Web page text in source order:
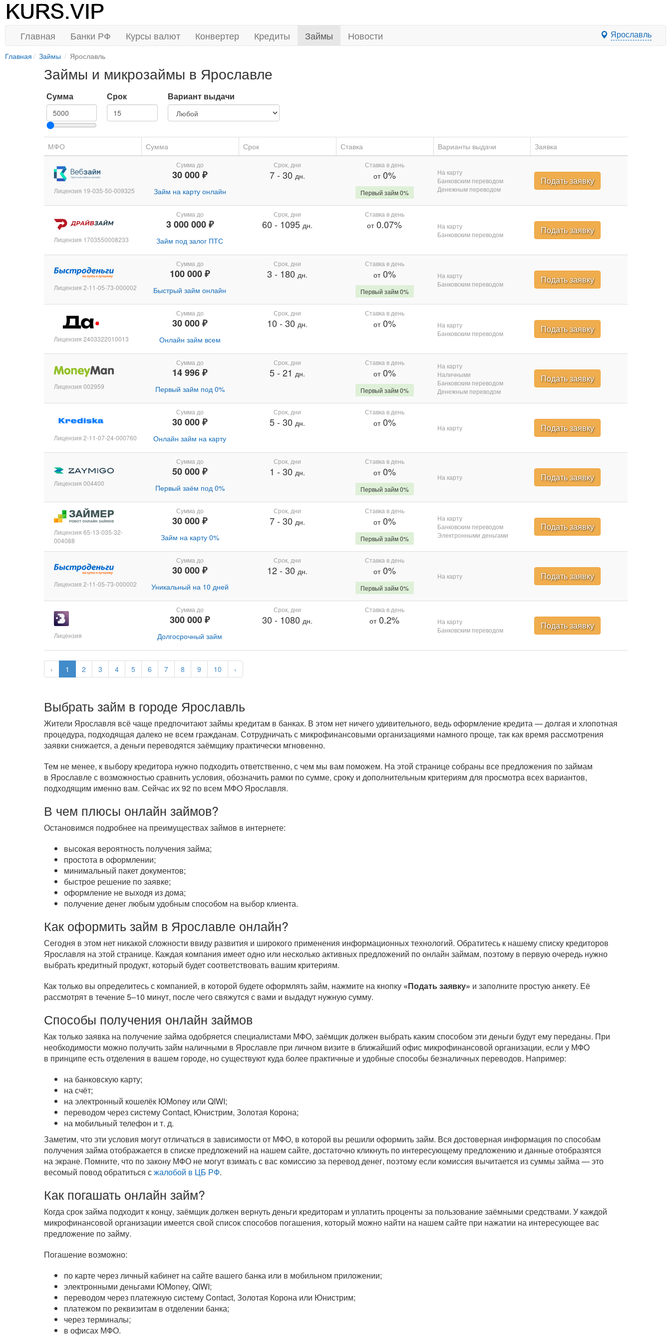
Главная Банки РФ Курсы валют Конвертер Кредиты Займы Новости Ярославль
Главная Займы Ярославль
Займы и микрозаймы в Ярославле
Сумма Срок Вариант выдачи
МФО Сумма Срок Ставка Варианты выдачи Заявка
‹ 1 2 3 4 5 6 7 8 9 10 ›
Лицензия 19-035-50-009325
Сумма до
30 000 ₽
Займ на карту онлайн
Срок, дни
7- 30 дн.
Ставка в день
от0%
Первый займ 0%
На карту
Банковским переводом
Денежным переводом
Подать заявку
Лицензия 1703550008233
Сумма до
3 000 000 ₽
Займ под залог ПТС
Срок, дни
60 - 1095 дн.
Ставка в день
от0.07%
На карту
Банковским переводом
Подать заявку
Лицензия 2-11-05-73-000002
Сумма до
100 000 ₽
Быстрый займ онлайн
Срок, дни
3 - 180 дн.
Ставка в день
от0%
Первый займ 0%
На карту
Банковским переводом
Подать заявку
Лицензия 2403322010013
Сумма до
30 000 ₽
Онлайн займ всем
Срок, дни
10 - 30 дн.
Ставка в день
от0%
На карту
Банковским переводом
Подать заявку
Лицензия 002959
Сумма до
14 996 ₽
Первый займ под 0%
Срок, дни
5- 21 дн.
Ставка в день
от0%
Первый займ 0%
На карту
Наличными
Банковским переводом
Денежным переводом
Подать заявку
Лицензия 2-11-07-24-000760
Сумма до
30 000 ₽
Онлайн займ на карту
Срок, дни
5- 30 дн.
Ставка в день
от0% На карту Подать заявку
Лицензия 004400
Сумма до
50 000 ₽
Первый заём под 0%
Срок, дни
1 - 30 дн.
Ставка в день
от0%
Первый займ 0%
На карту Подать заявку
Лицензия 65-13-035-32-
004088
Сумма до
30 000 ₽
Займ на карту 0%
Срок, дни
7- 30 дн.
Ставка в день
от0%
Первый займ 0%
На карту
Банковским переводом
Электронными деньгами
Подать заявку
Лицензия 2-11-05-73-000002
Сумма до
30 000 ₽
Уникальный на 10 дней
Срок, дни
12- 30 дн.
Ставка в день
от0%
Первый займ 0%
На карту Подать заявку
Лицензия
Сумма до
300 000 ₽
Долгосрочный займ
Срок, дни
30 - 1080 дн.
Ставка в день
от0.2%
На карту
Банковским переводом
Подать заявку
Выбрать займ в городе Ярославль
Жители Ярославля всё чаще предпочитают займы кредитам в банках. В этом нет ничего удивительного, ведь оформление кредита — долгая и хлопотная
процедура, подходящая далеко не всем гражданам. Сотрудничать с микрофинансовыми организациями намного проще, так как время рассмотрения
заявки снижается, а деньги переводятся заёмщику практически мгновенно.
Тем не менее, к выбору кредитора нужно подходить ответственно, с чем мы вам поможем. На этой странице собраны все предложения по займам
в Ярославле с возможностью сравнить условия, обозначить рамки по сумме, сроку и дополнительным критериям для просмотра всех вариантов,
подходящим именно вам. Сейчас их 92 по всем МФО Ярославля.
В чем плюсы онлайн займов?
Остановимся подробнее на преимуществах займов в интернете:
высокая вероятность получения займа;
простота в оформлении;
минимальный пакет документов;
быстрое решение по заявке;
оформление не выходя из дома;
получение денег любым удобным способом на выбор клиента.
Как оформить займ в Ярославле онлайн?
Сегодня в этом нет никакой сложности ввиду развития и широкого применения информационных технологий. Обратитесь к нашему списку кредиторов
Ярославля на этой странице. Каждая компания имеет одно или несколько активных предложений по онлайн займам, поэтому в первую очередь нужно
выбрать кредитный продукт, который будет соответствовать вашим критериям.
Как только вы определитесь с компанией, в которой будете оформлять займ, нажмите на кнопку «Подать заявку» и заполните простую анкету. Её
рассмотрят в течение 5–10 минут, после чего свяжутся с вами и выдадут нужную сумму.
Способы получения онлайн займов
Как только заявка на получение займа одобряется специалистами МФО, заёмщик должен выбрать каким способом эти деньги будут ему переданы. При
необходимости можно получить займ наличными в Ярославле при личном визите в ближайший офис микрофинансовой организации, если у МФО
в принципе есть отделения в вашем городе, но существуют куда более практичные и удобные способы безналичных переводов. Например:
на банковскую карту;
на счёт;
на электронный кошелёк ЮMoney или QIWI;
переводом через систему Contact, Юнистрим, Золотая Корона;
на мобильный телефон и т. д.
Заметим, что эти условия могут отличаться в зависимости от МФО, в которой вы решили оформить займ. Вся достоверная информация по способам
получения займа отображается в списке предложений на нашем сайте, достаточно кликнуть по интересующему предложению и данные отобразятся
на экране. Помните, что по закону МФО не могут взимать с вас комиссию за перевод денег, поэтому если комиссия вычитается из суммы займа — это
весомый повод обратиться сжалобой в ЦБ РФ.
Как погашать онлайн займ?
Когда срок займа подходит к концу, заёмщик должен вернуть деньги кредиторам и уплатить проценты за пользование заёмными средствами. У каждой
микрофинансовой организации имеется свой список способов погашения, который можно найти на нашем сайте при нажатии на интересующее вас
предложение по займу.
Погашение возможно:
по карте через личный кабинет на сайте вашего банка или в мобильном приложении;
электронными деньгами ЮMoney, QIWI;
переводом через платежную систему Contact, Золотая Корона или Юнистрим;
платежом по реквизитам в отделении банка;
через терминалы;
в офисах МФО.